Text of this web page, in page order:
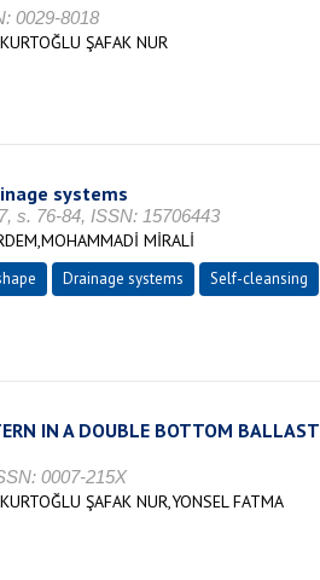
0029-8018
ŞAFAK NUR
systems
s. 76-84, ISSN: 15706443
MİRALİ
Drainage systems
Self-cleansing
IN A DOUBLE BOTTOM BALLAST
0007-215X
ŞAFAK NUR,YONSEL FATMA